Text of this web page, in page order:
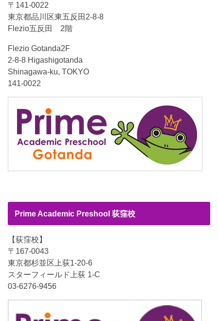
〒141-0022
東京都品川区東五反田2-8-8
Flezio五反田 2階
Flezio Gotanda2F
2-8-8 Higashigotanda
Shinagawa-ku, TOKYO
141-0022
Prime Academic Preshool 荻窪校
【荻窪校】
〒167-0043
東京都杉並区上荻1-20-6
スターフィールド上荻 1-C
03-6276-9456